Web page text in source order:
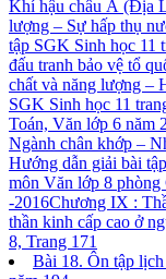
Khí hậu châu Á (Địa
lượng – Sự hấp thụ
tập SGK Sinh học 11
đấu tranh bảo vệ tổ
chất và năng lượng –
SGK Sinh học 11
Toán, Văn lớp 6 năm
Ngành chân khớp –
Hướng dẫn giải bài
môn Văn lớp 8
-2016Chương IX :
thần kinh cấp cao ở
8, Trang 171
Bài 18. Ôn tập